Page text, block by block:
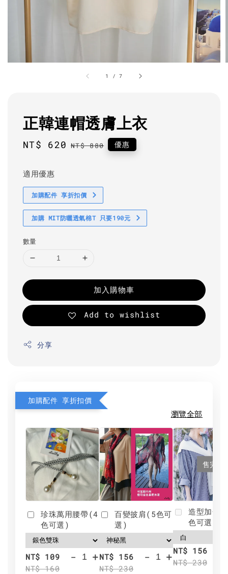
1 /7
正韓連帽透膚上衣
Sale
NT$ 620 Regular
NT$ 880 優惠
適用優惠
加購配件 享折扣價
加購 MIT防曬透氣棉T 只要190元
數量
加入購物車
Add to wishlist
分享
加購配件 享折扣價
瀏覽全部
珍珠萬用腰帶(4
色可選)
NT$ 109
NT$ 160
- +
百變披肩(5色可
選)
NT$ 156
NT$ 230
- +
售完
造型加分
色可選)
NT$ 156
NT$ 230